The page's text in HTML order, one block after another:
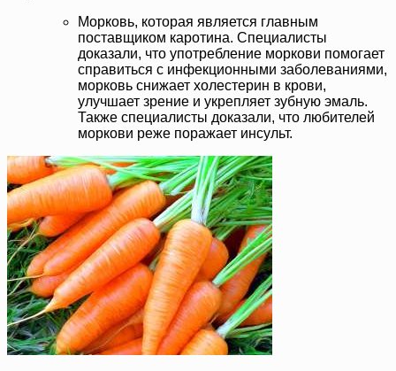
Морковь, которая является главным
поставщиком каротина. Специалисты
доказали, что употребление моркови помогает
справиться с инфекционными заболеваниями,
морковь снижает холестерин в крови,
улучшает зрение и укрепляет зубную эмаль.
Также специалисты доказали, что любителей
моркови реже поражает инсульт.